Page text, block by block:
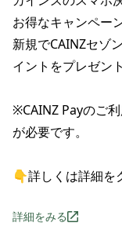
お得なキャンペー
新規で​CAINZセゾ
イントを​プレゼン
※CAINZ Payの​ご
が​必要です。
👇詳しくは詳細を
詳細をみる